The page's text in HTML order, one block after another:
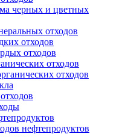
черных и цветных
отходов
отходов
отходов
отходов
отходов
нефтепродуктов